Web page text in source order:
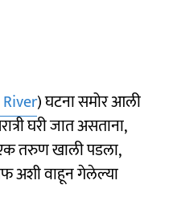
) घटना समोर आली
घरी जात असताना,
एक तरुण खाली पडला,
अशी वाहून गेलेल्या